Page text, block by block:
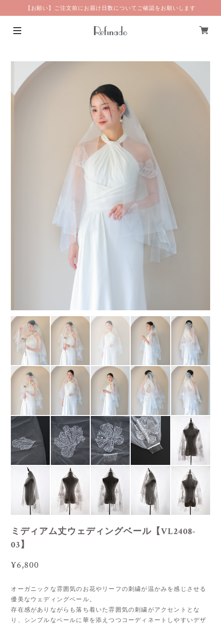
【お願い】ご注文前にお届け日数についてご確認をお願いします
ミディアム丈ウェディングベール【VL2408-
03】
¥6,800
オーガニックな雰囲気のお花やリーフの刺繍が温かみを感じさせる
優美なウェディングベール。
存在感がありながらも落ち着いた雰囲気の刺繍がアクセントとな
り、シンプルなベールに華を添えつつコーディネートしやすいデザ